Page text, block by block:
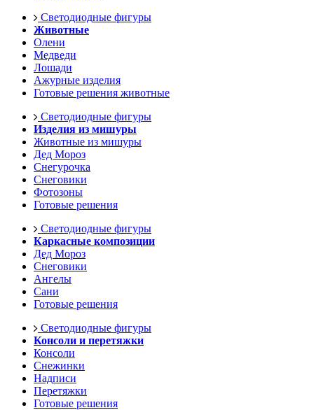
Светодиодные фигуры
Животные
Олени
Медведи
Лошади
Ажурные изделия
Готовые решения животные
Светодиодные фигуры
Изделия из мишуры
Животные из мишуры
Дед Мороз
Снегурочка
Снеговики
Фотозоны
Готовые решения
Светодиодные фигуры
Каркасные композиции
Дед Мороз
Снеговики
Ангелы
Сани
Готовые решения
Светодиодные фигуры
Консоли и перетяжки
Консоли
Снежинки
Надписи
Перетяжки
Готовые решения